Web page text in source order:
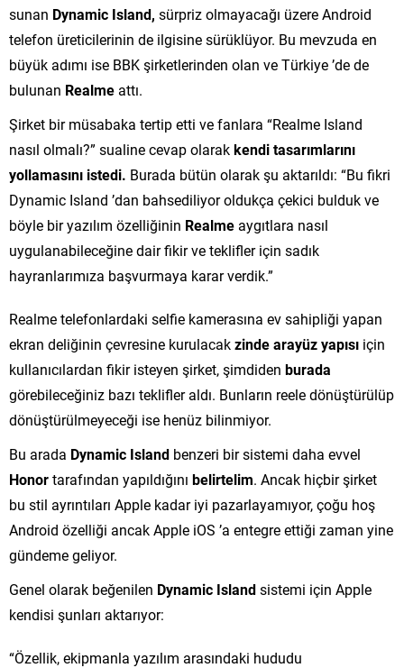
sunan Dynamic Island, sürpriz olmayacağı üzere Android
telefon üreticilerinin de ilgisine sürüklüyor. Bu mevzuda en
büyük adımı ise BBK şirketlerinden olan ve Türkiye ’de de
bulunan Realme attı.
Şirket bir müsabaka tertip etti ve fanlara “Realme Island
nasıl olmalı?” sualine cevap olarakkendi tasarımlarını
yollamasını istedi. Burada bütün olarak şu aktarıldı: “Bu fikri
Dynamic Island ’dan bahsediliyor oldukça çekici bulduk ve
böyle bir yazılım özelliğinin Realme aygıtlara nasıl
uygulanabileceğine dair fikir ve teklifler için sadık
hayranlarımıza başvurmaya karar verdik.”
Realme telefonlardaki selfie kamerasına ev sahipliği yapan
ekran deliğinin çevresine kurulacakzinde arayüz yapısı için
kullanıcılardan fikir isteyen şirket, şimdiden burada
görebileceğiniz bazı teklifler aldı. Bunların reele dönüştürülüp
dönüştürülmeyeceği ise henüz bilinmiyor.
Bu arada Dynamic Island benzeri bir sistemi daha evvel
Honortarafından yapıldığını belirtelim. Ancak hiçbir şirket
bu stil ayrıntıları Apple kadar iyi pazarlayamıyor, çoğu hoş
Android özelliği ancak Apple iOS ’a entegre ettiği zaman yine
gündeme geliyor.
Genel olarak beğenilen Dynamic Islandsistemi için Apple
kendisi şunları aktarıyor:
“Özellik, ekipmanla yazılım arasındaki hududu